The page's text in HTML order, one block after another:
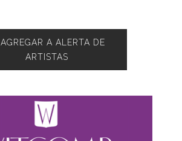
AGREGAR A ALERTA DE
ARTISTAS